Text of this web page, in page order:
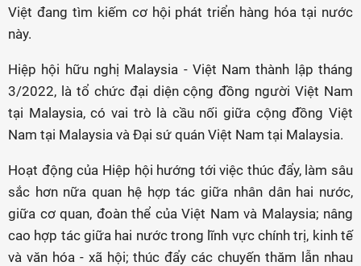
Việt đang tìm kiếm cơ hội phát triển hàng hóa tại nước
này.
Hiệp hội hữu nghị Malaysia - Việt Nam thành lập tháng
3/2022, là tổ chức đại diện cộng đồng người Việt Nam
tại Malaysia, có vai trò là cầu nối giữa cộng đồng Việt
Nam tại Malaysia và Đại sứ quán Việt Nam tại Malaysia.
Hoạt động của Hiệp hội hướng tới việc thúc đẩy, làm sâu
sắc hơn nữa quan hệ hợp tác giữa nhân dân hai nước,
giữa cơ quan, đoàn thể của Việt Nam và Malaysia; nâng
cao hợp tác giữa hai nước trong lĩnh vực chính trị, kinh tế
và văn hóa - xã hội; thúc đẩy các chuyến thăm lẫn nhau